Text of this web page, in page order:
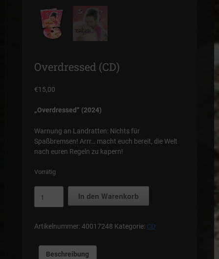
Overdressed (CD)
€15,00
„Overdressed“ (2024)
Warnung an Landratten: Nichts für
Spaßbremsen! Arrr… macht euch bereit, die Welt
nach euren Regeln zu kapern!
Vorrätig
(CD)
In den Warenkorb
Artikelnummer: 40017248 Kategorie: CD
Beschreibung